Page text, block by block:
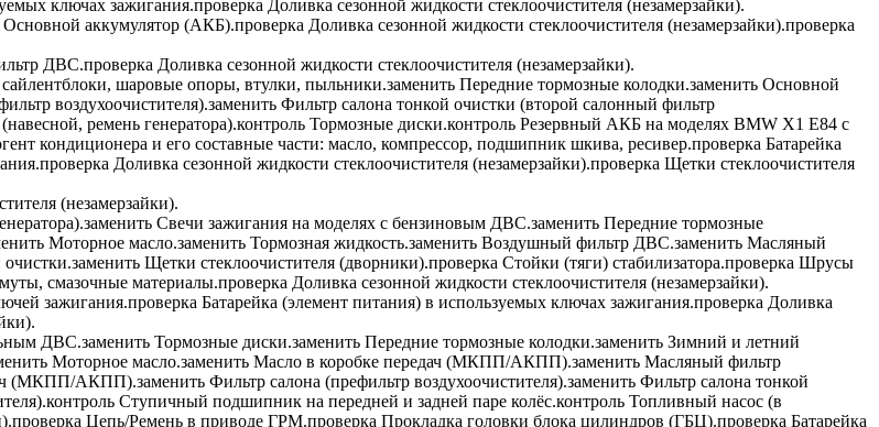
ключах зажигания.проверка Доливка сезонной жидкости стеклоочистителя (незамерзайки).
Основной аккумулятор (АКБ).проверка Доливка сезонной жидкости стеклоочистителя (незамерзайки).проверка
ДВС.проверка Доливка сезонной жидкости стеклоочистителя (незамерзайки).
шаровые опоры, втулки, пыльники.заменить Передние тормозные колодки.заменить Основной
воздухоочистителя).заменить Фильтр салона тонкой очистки (второй салонный фильтр
ремень генератора).контроль Тормозные диски.контроль Резервный АКБ на моделях BMW X1 E84 с
кондиционера и его составные части: масло, компрессор, подшипник шкива, ресивер.проверка Батарейка
проверка Доливка сезонной жидкости стеклоочистителя (незамерзайки).проверка Щетки стеклоочистителя
(незамерзайки).
заменить Свечи зажигания на моделях с бензиновым ДВС.заменить Передние тормозные
Моторное масло.заменить Тормозная жидкость.заменить Воздушный фильтр ДВС.заменить Масляный
заменить Щетки стеклоочистителя (дворники).проверка Стойки (тяги) стабилизатора.проверка Шрусы
смазочные материалы.проверка Доливка сезонной жидкости стеклоочистителя (незамерзайки).
зажигания.проверка Батарейка (элемент питания) в используемых ключах зажигания.проверка Доливка
ДВС.заменить Тормозные диски.заменить Передние тормозные колодки.заменить Зимний и летний
Моторное масло.заменить Масло в коробке передач (МКПП/АКПП).заменить Масляный фильтр
(МКПП/АКПП).заменить Фильтр салона (префильтр воздухоочистителя).заменить Фильтр салона тонкой
контроль Ступичный подшипник на передней и задней паре колёс.контроль Топливный насос (в
проверка Цепь/Ремень в приводе ГРМ.проверка Прокладка головки блока цилиндров (ГБЦ).проверка Батарейка